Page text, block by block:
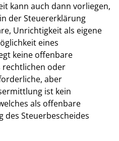
kann auch dann vorliegen,
der Steuererklärung
Unrichtigkeit als eigene
eines
keine offenbare
rechtlichen oder
aber
ist kein
als offenbare
des Steuerbescheides